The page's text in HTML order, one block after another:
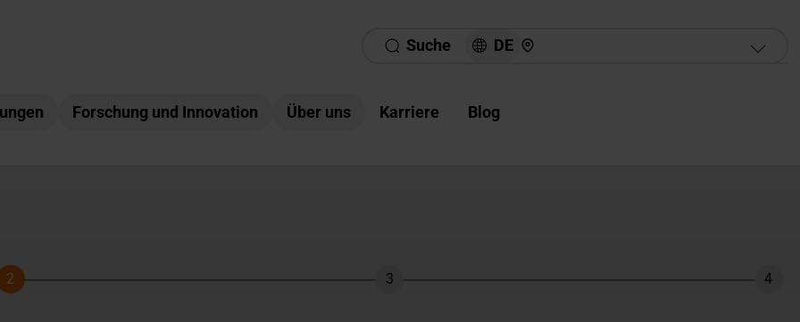
Suche DE Hier finden Sie uns
Forschung und Innovation Über uns Karriere Blog
Schritt
2
Schritt
3 4